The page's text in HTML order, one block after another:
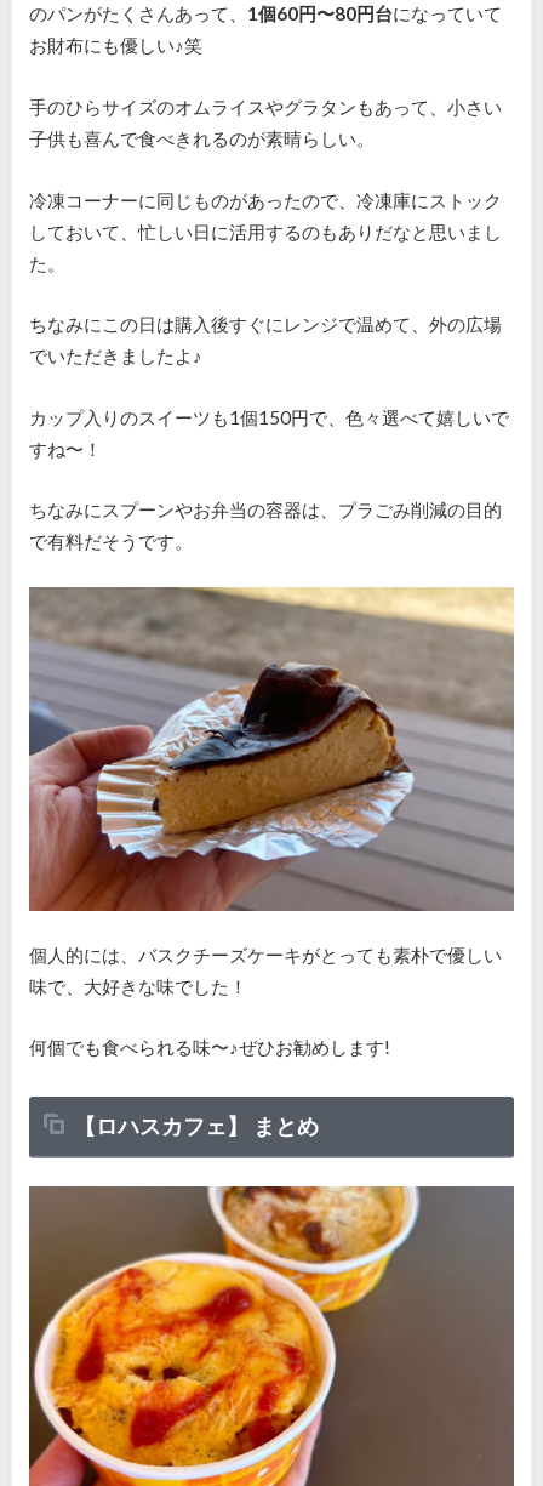
のパンがたくさんあって、 1個60円〜80円台になっていて
お財布にも優しい♪笑
手のひらサイズのオムライスやグラタンもあって、小さい
子供も喜んで食べきれるのが素晴らしい。
冷凍コーナーに同じものがあったので、冷凍庫にストック
しておいて、忙しい日に活用するのもありだなと思いまし
た。
ちなみにこの日は購入後すぐにレンジで温めて、外の広場
でいただきましたよ♪
カップ入りのスイーツも1個150円で、色々選べて嬉しいで
すね〜！
ちなみにスプーンやお弁当の容器は、プラごみ削減の目的
で有料だそうです。
個人的には、バスクチーズケーキがとっても素朴で優しい
味で、大好きな味でした！
何個でも食べられる味〜♪ぜひお勧めします!
【ロハスカフェ】 まとめ